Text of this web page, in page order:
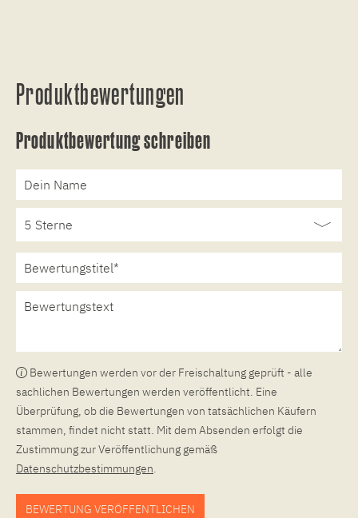
Produktbewertungen
Produktbewertung schreiben
Bewertungen werden vor der Freischaltung geprüft - alle
sachlichen Bewertungen werden veröffentlicht. Eine
Überprüfung, ob die Bewertungen von tatsächlichen Käufern
stammen, findet nicht statt. Mit dem Absenden erfolgt die
Zustimmung zur Veröffentlichung gemäß
Datenschutzbestimmungen.
BEWERTUNG VERÖFFENTLICHEN